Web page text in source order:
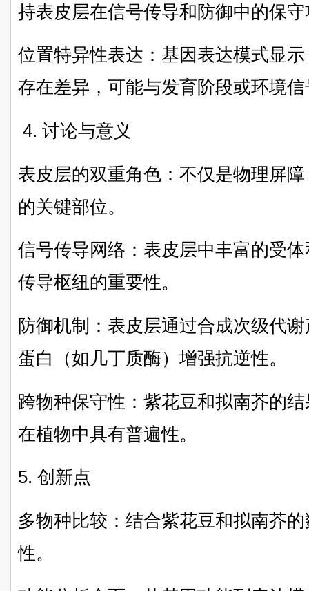
持表皮层在信号传导和防御中的保
位置特异性表达：基因表达模式显
存在差异，可能与发育阶段或环境
4. 讨论与意义
表皮层的双重角色：不仅是物理屏
的关键部位。
信号传导网络：表皮层中丰富的受
传导枢纽的重要性。
防御机制：表皮层通过合成次级代
蛋白（如几丁质酶）增强抗逆性。
跨物种保守性：紫花豆和拟南芥的
在植物中具有普遍性。
5. 创新点
多物种比较：结合紫花豆和拟南芥
性。